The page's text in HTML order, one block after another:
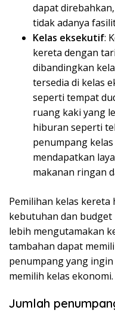
dapat
tidak adanya
Kelas eksekutif:
kereta dengan
dibandingkan
tersedia di kelas
seperti tempat
ruang kaki yang
hiburan seperti
penumpang
mendapatkan
makanan ringan
Pemilihan kelas kereta
kebutuhan dan
lebih mengutamakan
tambahan dapat
penumpang yang
memilih kelas ekonomi.
Jumlah